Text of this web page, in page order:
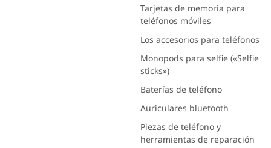
Tarjetas de memoria para
teléfonos móviles
Los accesorios para teléfonos
Monopods para selfie («Selfie
sticks»)
Baterías de teléfono
Auriculares bluetooth
Piezas de teléfono y
herramientas de reparación